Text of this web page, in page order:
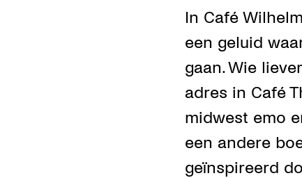
In Café
een geluid
gaan. Wie
adres in Café
midwest emo
een andere
geïnspireerd